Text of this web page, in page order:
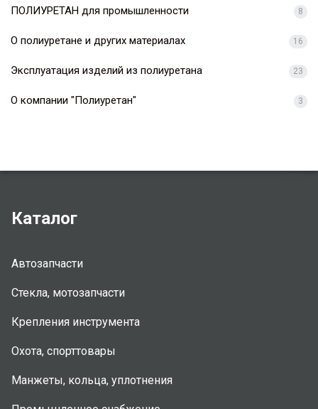
ПОЛИУРЕТАН для промышленности 8
О полиуретане и других материалах 16
Эксплуатация изделий из полиуретана 23
О компании "Полиуретан" 3
Каталог
Автозапчасти
Стекла, мотозапчасти
Крепления инструмента
Охота, спорттовары
Манжеты, кольца, уплотнения